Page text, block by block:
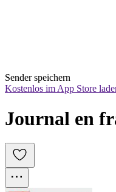
Sender speichern
Kostenlos im App Store
Journal en